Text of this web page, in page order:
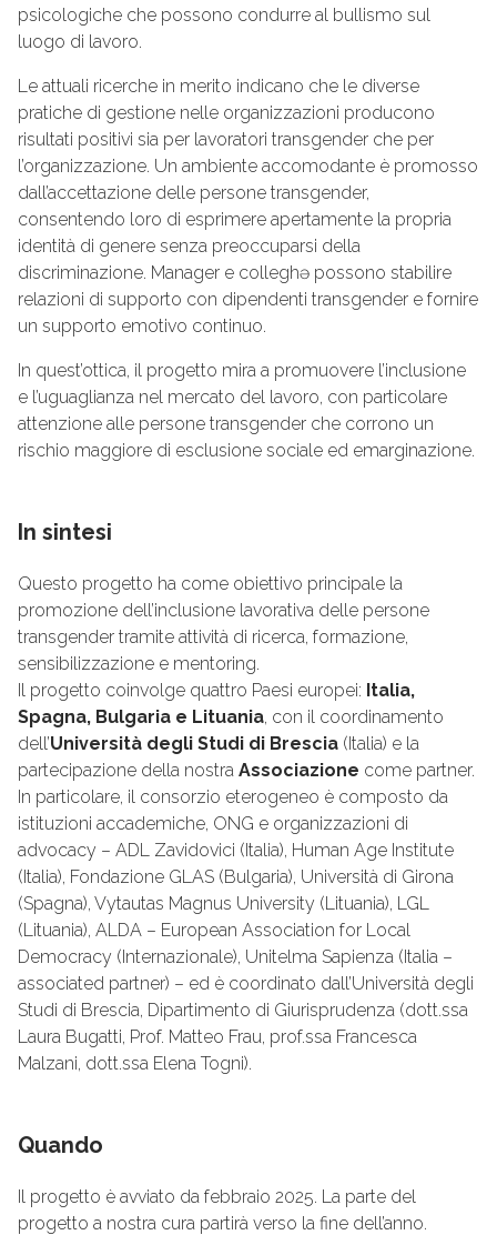
psicologiche che possono condurre al bullismo sul
luogo di lavoro.
Le attuali ricerche in merito indicano che le diverse
pratiche di gestione nelle organizzazioni producono
risultati positivi sia per lavoratori transgender che per
l’organizzazione. Un ambiente accomodante è promosso
dall’accettazione delle persone transgender,
consentendo loro di esprimere apertamente la propria
identità di genere senza preoccuparsi della
discriminazione. Manager e colleghə possono stabilire
relazioni di supporto con dipendenti transgender e fornire
un supporto emotivo continuo.
In quest’ottica, il progetto mira a promuovere l’inclusione
e l’uguaglianza nel mercato del lavoro, con particolare
attenzione alle persone transgender che corrono un
rischio maggiore di esclusione sociale ed emarginazione.
In sintesi
Questo progetto ha come obiettivo principale la
promozione dell’inclusione lavorativa delle persone
transgender tramite attività di ricerca, formazione,
sensibilizzazione e mentoring.
Il progetto coinvolge quattro Paesi europei: Italia,
Spagna, Bulgaria e Lituania, con il coordinamento
dell’Università degli Studi di Brescia (Italia) e la
partecipazione della nostra Associazione come partner.
In particolare, il consorzio eterogeneo è composto da
istituzioni accademiche, ONG e organizzazioni di
advocacy – ADL Zavidovici (Italia), Human Age Institute
(Italia), Fondazione GLAS (Bulgaria), Università di Girona
(Spagna), Vytautas Magnus University (Lituania), LGL
(Lituania), ALDA – European Association for Local
Democracy (Internazionale), Unitelma Sapienza (Italia –
associated partner) – ed è coordinato dall’Università degli
Studi di Brescia, Dipartimento di Giurisprudenza (dott.ssa
Laura Bugatti, Prof. Matteo Frau, prof.ssa Francesca
Malzani, dott.ssa Elena Togni).
Quando
Il progetto è avviato da febbraio 2025. La parte del
progetto a nostra cura partirà verso la fine dell’anno.